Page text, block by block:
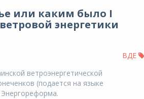
или каким было I
энергетики
ВДЕ
ветроэнергетической
(подается на языке